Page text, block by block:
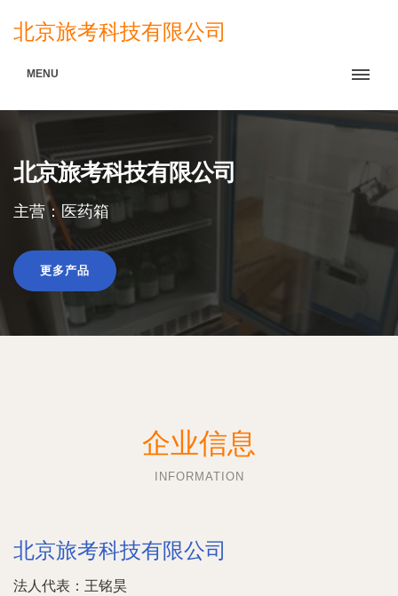
北京旅考科技有限公司
MENU
北京旅考科技有限公司
主营：医药箱
更多产品
企业信息
INFORMATION
北京旅考科技有限公司
法人代表： 王铭昊